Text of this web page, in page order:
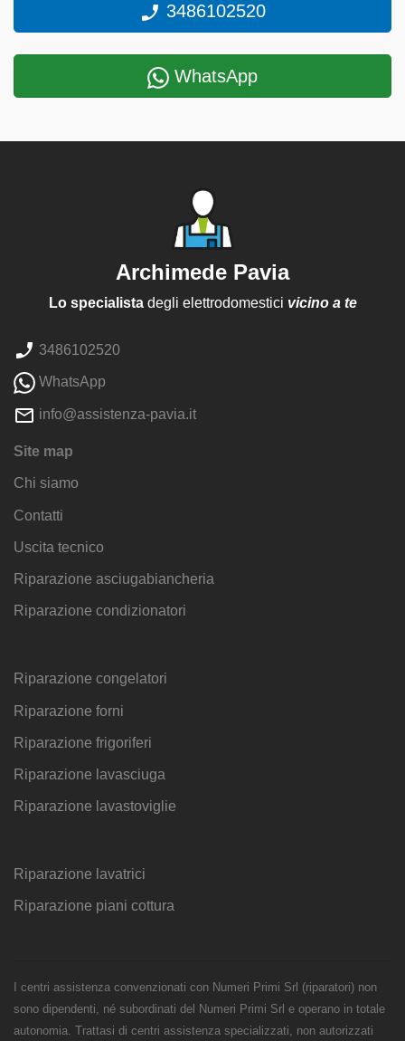
3486102520
WhatsApp
Archimede Pavia
Lo specialistadegli elettrodomestici vicino a te
3486102520
WhatsApp
info@assistenza-pavia.it
Site map
Chi siamo
Contatti
Uscita tecnico
Riparazione asciugabiancheria
Riparazione condizionatori
Riparazione congelatori
Riparazione forni
Riparazione frigoriferi
Riparazione lavasciuga
Riparazione lavastoviglie
Riparazione lavatrici
Riparazione piani cottura
I centri assistenza convenzionati con Numeri Primi Srl (riparatori) non
sono dipendenti, né subordinati del Numeri Primi Srl e operano in totale
autonomia. Trattasi di centri assistenza specializzati, non autorizzati